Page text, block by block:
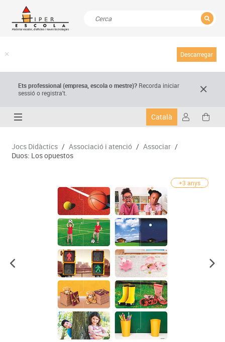
Descarregar
Ets professional (empresa,escola o mestre)? Recorda iniciar
sessió o registra't.
Català
Jocs Didàctics / Associació i atenció / Associar /
Duos: Los opuestos
+3 anys